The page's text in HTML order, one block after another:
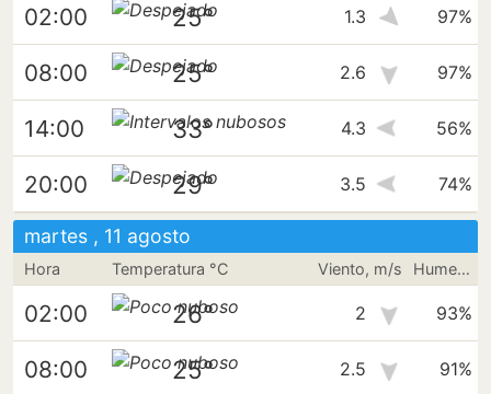
02:00 25° 1.3 97%
08:00 25° 2.6 97%
14:00 33° 4.3 56%
20:00 29° 3.5 74%
martes , 11 agosto
Hora Temperatura °C Viento, m/s Humedad
02:00 26° 2 93%
08:00 25° 2.5 91%